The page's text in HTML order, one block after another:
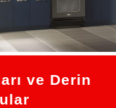
ve Derin